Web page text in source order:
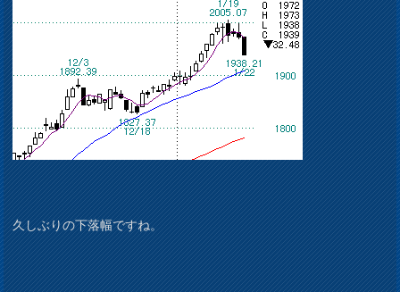
久しぶりの下落幅ですね。